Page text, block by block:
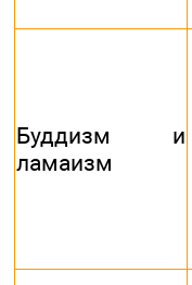
Буддизм и
ламаизм